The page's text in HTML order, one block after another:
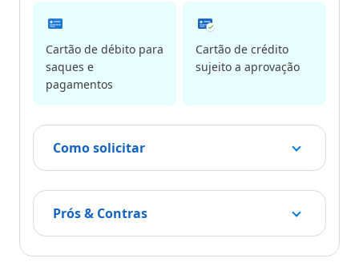
Cartão de débito para
saques e
pagamentos
Cartão de crédito
sujeito a aprovação
Como solicitar
Prós & Contras